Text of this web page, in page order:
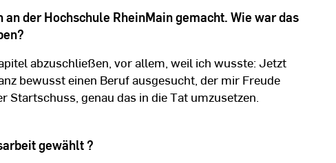
der Hochschule RheinMain gemacht. Wie war das
abzuschließen, vor allem, weil ich wusste: Jetzt
bewusst einen Beruf ausgesucht, der mir Freude
genau das in die Tat umzusetzen.
gewählt ?